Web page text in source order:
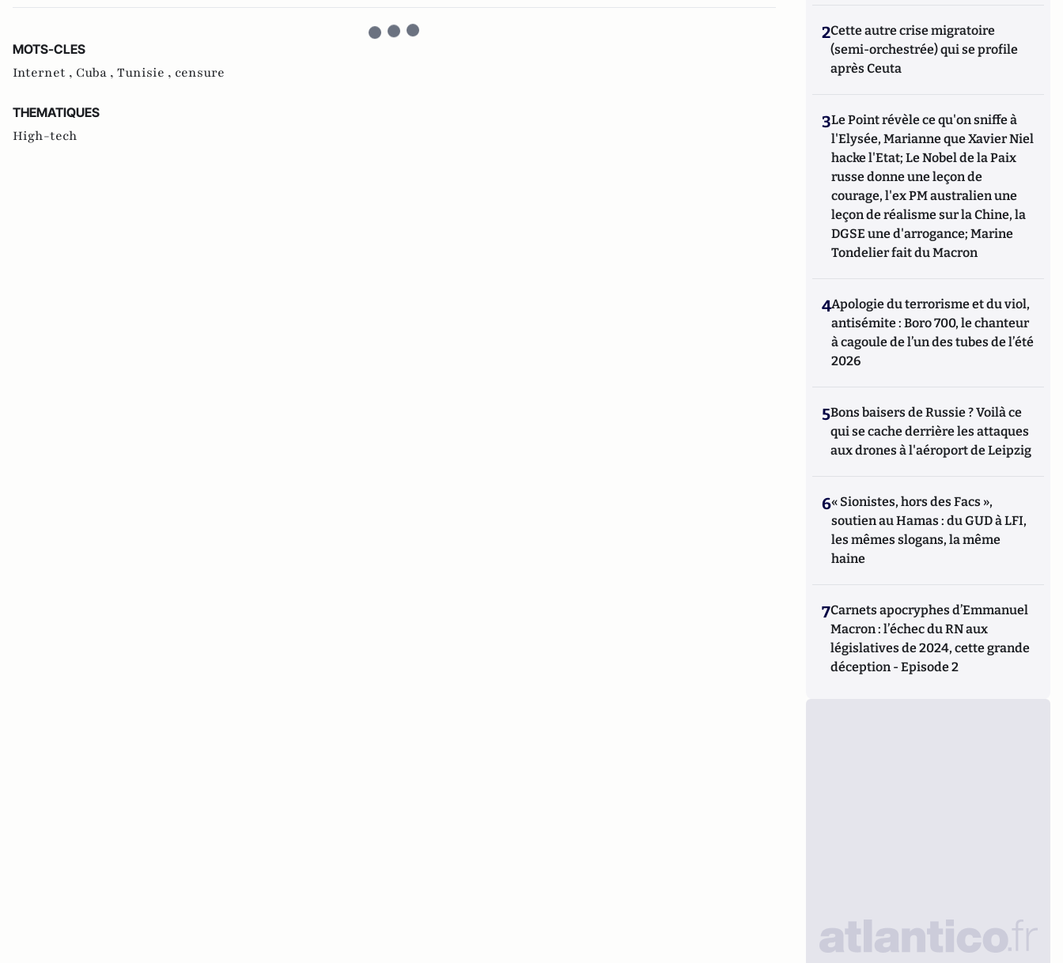
MOTS-CLES
Internet , Cuba , Tunisie , censure
THEMATIQUES
High-tech
2Cette autre crise migratoire
(semi-orchestrée) qui se profile
après Ceuta
3Le Point révèle ce qu'on sniffe à
l'Elysée, Marianne que Xavier Niel
hacke l'Etat; Le Nobel de la Paix
russe donne une leçon de
courage, l'ex PM australien une
leçon de réalisme sur la Chine, la
DGSE une d'arrogance; Marine
Tondelier fait du Macron
4Apologie du terrorisme et du viol,
antisémite : Boro 700, le chanteur
à cagoule de l’un des tubes de l’été
2026
5Bons baisers de Russie ? Voilà ce
qui se cache derrière les attaques
aux drones à l'aéroport de Leipzig
6« Sionistes, hors des Facs »,
soutien au Hamas : du GUD à LFI,
les mêmes slogans, la même
haine
7Carnets apocryphes d’Emmanuel
Macron : l’échec du RN aux
législatives de 2024, cette grande
déception - Episode 2